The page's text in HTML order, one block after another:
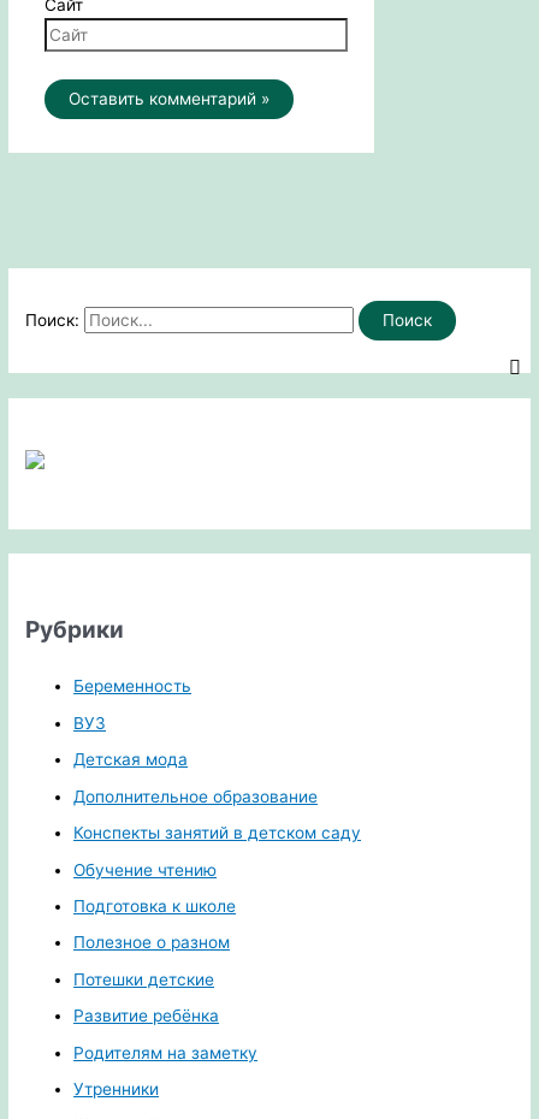
Сайт
Поиск:
Рубрики
Беременность
ВУЗ
Детская мода
Дополнительное образование
Конспекты занятий в детском саду
Обучение чтению
Подготовка к школе
Полезное о разном
Потешки детские
Развитие ребёнка
Родителям на заметку
Утренники